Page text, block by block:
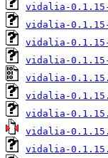
vidalia-0.1.15-
vidalia-
vidalia-
vidalia-0.1.15-
vidalia-
vidalia-
vidalia-
vidalia-
vidalia-